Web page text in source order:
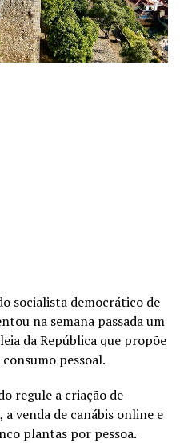
socialista democrático de
na semana passada um
da República que propõe
pessoal.
regule a criação de
venda de canábis online e
plantas por pessoa.